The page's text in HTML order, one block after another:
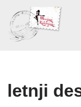
Skoči
na
letnji